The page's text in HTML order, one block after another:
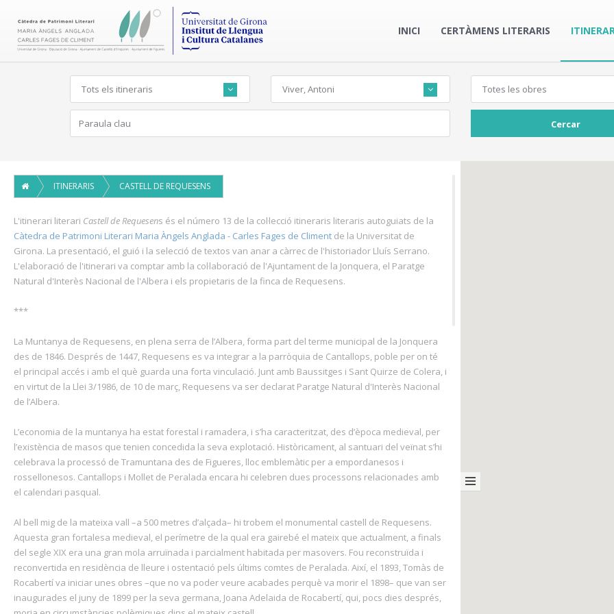
INICI CERTÀMENS LITERARIS
Tots els itineraris Viver, Antoni Totes les obres
Cercar
ITINERARIS CASTELL DE REQUESENS
L'itinerari literari Castell de Requesens és el número 13 de la col·lecció itineraris literaris autoguiats de la
Càtedra de Patrimoni Literari Maria Àngels Anglada - Carles Fages de Climent de la Universitat de
Girona. La presentació, el guió i la selecció de textos van anar a càrrec de l'historiador Lluís Serrano.
L'elaboració de l'itinerari va comptar amb la col·laboració de l'Ajuntament de la Jonquera, el Paratge
Natural d'Interès Nacional de l'Albera i els propietaris de la finca de Requesens.
***
La Muntanya de Requesens, en plena serra de l’Albera, forma part del terme municipal de la Jonquera
des de 1846. Després de 1447, Requesens es va integrar a la parròquia de Cantallops, poble per on té
el principal accés i amb el què guarda una forta vinculació. Junt amb Baussitges i Sant Quirze de Colera, i
en virtut de la Llei 3/1986, de 10 de març, Requesens va ser declarat Paratge Natural d'Interès Nacional
de l’Albera.
L’economia de la muntanya ha estat forestal i ramadera, i s’ha caracteritzat, des d’època medieval, per
l’existència de masos que tenien concedida la seva explotació. Històricament, al santuari del veïnat s’hi
celebrava la processó de Tramuntana des de Figueres, lloc emblemàtic per a empordanesos i
rossellonesos. Cantallops i Mollet de Peralada encara hi celebren dues processons relacionades amb
el calendari pasqual.
Al bell mig de la mateixa vall –a 500 metres d’alçada– hi trobem el monumental castell de Requesens.
Aquesta gran fortalesa medieval, el perímetre de la qual era gairebé el mateix que actualment, a finals
del segle XIX era una gran mola arruïnada i parcialment habitada per masovers. Fou reconstruïda i
reconvertida en residència de lleure i ostentació pels últims comtes de Peralada. Així, el 1893, Tomàs de
Rocabertí va iniciar unes obres –que no va poder veure acabades perquè va morir el 1898– que van ser
inaugurades el juny de 1899 per la seva germana, Joana Adelaida de Rocabertí, qui, pocs dies després,